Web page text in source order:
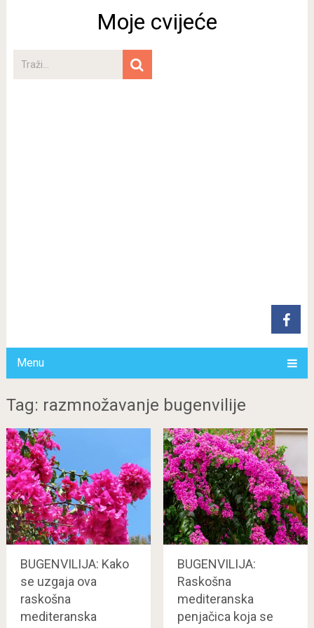
Moje cvijeće
Menu
Tag: razmnožavanje bugenvilije
BUGENVILIJA: Kako
se uzgaja ova
raskošna
mediteranska
BUGENVILIJA:
Raskošna
mediteranska
penjačica koja se